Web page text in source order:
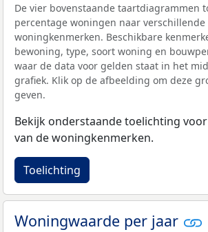
De vier bovenstaande taartdiagrammen
percentage woningen naar verschillende
woningkenmerken. Beschikbare
bewoning, type, soort woning en
waar de data voor gelden staat in het
grafiek. Klik op de afbeelding om deze
geven.
Bekijk onderstaande toelichting
van de woningkenmerken.
Toelichting
Woningwaarde per jaar